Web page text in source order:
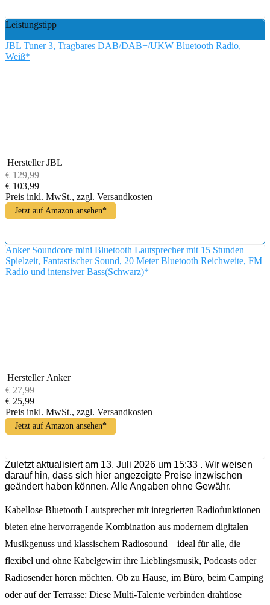
Leistungstipp
JBL Tuner 3, Tragbares DAB/DAB+/UKW Bluetooth Radio,
Weiß*
Hersteller JBL
€ 129,99
€ 103,99
Preis inkl. MwSt., zzgl. Versandkosten
Jetzt auf Amazon ansehen*
Anker Soundcore mini Bluetooth Lautsprecher mit 15 Stunden
Spielzeit, Fantastischer Sound, 20 Meter Bluetooth Reichweite, FM
Radio und intensiver Bass(Schwarz)*
Hersteller Anker
€ 27,99
€ 25,99
Preis inkl. MwSt., zzgl. Versandkosten
Jetzt auf Amazon ansehen*
Zuletzt aktualisiert am 13. Juli 2026 um 15:33 . Wir weisen
darauf hin, dass sich hier angezeigte Preise inzwischen
geändert haben können. Alle Angaben ohne Gewähr.
Kabellose Bluetooth Lautsprecher mit integrierten Radiofunktionen
bieten eine hervorragende Kombination aus modernem digitalen
Musikgenuss und klassischem Radiosound – ideal für alle, die
flexibel und ohne Kabelgewirr ihre Lieblingsmusik, Podcasts oder
Radiosender hören möchten. Ob zu Hause, im Büro, beim Camping
oder auf der Terrasse: Diese Multi-Talente verbinden drahtlose